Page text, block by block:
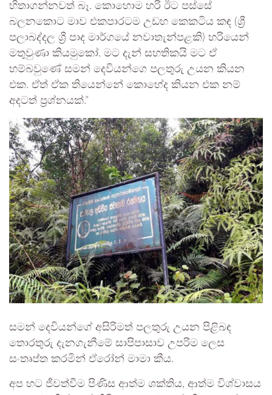
හිතාගන්නවත් බෑ. කොහොම හරි ඊට පස්සේ
බලනකොට මාව එකපාරටම උඩහ කෙකටිය කඳ (ශ්‍රී
පලාබද්දල ශ්‍රී පාද මාර්ගයේ නවාතැන්පළකි) හරියෙන්
මතුවුණා කියමුකෝ. මට දැන් සහතිකයි මට ඒ
හම්බවුණේ සමන් දෙවියන්ගෙ පලතුරු උයන කියන
එක. ඒත් ඒක තියෙන්නේ කොහේද කියන එක නම්
අදටත් ප්‍රශ්නයක්.”
සමන් දෙවියන්ගේ අසිරිමත් පලතුරු උයන පිළිබඳ
තොරතුරු දැනගැනීමේ සාපිපාසාව උපරිම ලෙස
සංතෘප්ත කරමින් ඒරෝන් මාමා කීය.
අප හට ජීවත්වීම පිණිස ආත්ම ශක්තිය, ආත්ම විශ්වාසය